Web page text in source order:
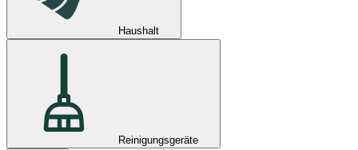
Haushalt
Reinigungsgeräte